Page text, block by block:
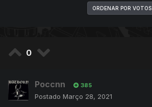
ORDENAR POR VOTOS
0
Poccnn 385
Postado Março 28, 2021